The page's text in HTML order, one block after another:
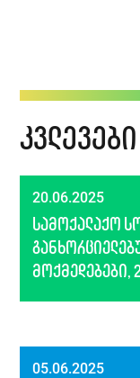
კვლევები
20.06.2025
სამოქალაქო
მოქმედებები,
05.06.2025